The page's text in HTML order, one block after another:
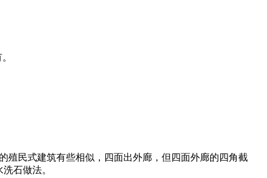
殖民式建筑有些相似，四面出外廊，但四面外廊的四角截
石做法。